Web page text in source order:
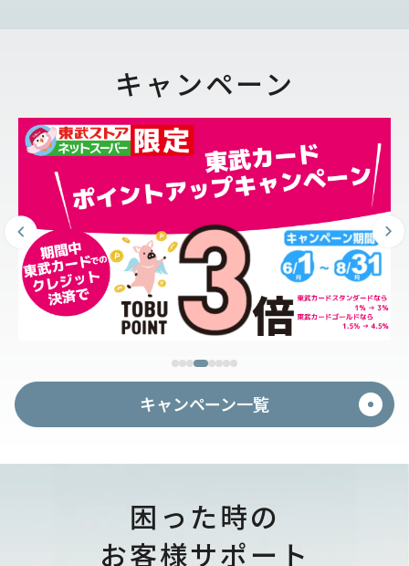
キャンペーン
キャンペーン一覧
困った時の
お客様サポート